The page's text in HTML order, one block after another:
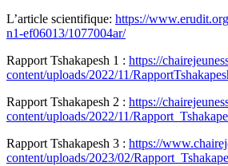
L’article scientifique: https://
n1-ef06013/1077004ar/
Rapport Tshakapesh 1 : https://
content/uploads/2022/11/
Rapport Tshakapesh 2 : https://
content/uploads/2022/11/
Rapport Tshakapesh 3 : https://
content/uploads/2023/02/